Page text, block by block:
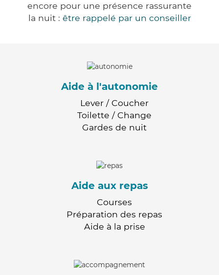
encore pour une présence rassurante
la nuit : être rappelé par un conseiller
Aide à l'autonomie
Lever / Coucher
Toilette / Change
Gardes de nuit
Aide aux repas
Courses
Préparation des repas
Aide à la prise